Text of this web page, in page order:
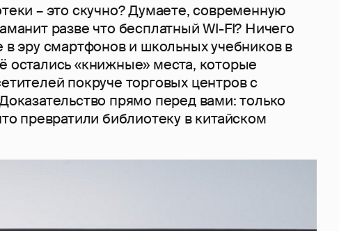
– это скучно? Думаете, современную
разве что бесплатный WI-FI? Ничего
эру смартфонов и школьных учебников в
остались «книжные» места, которые
покруче торговых центров с
прямо перед вами: только
превратили библиотеку в китайском